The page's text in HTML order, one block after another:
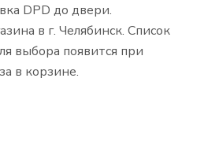
DPD до двери.
в г. Челябинск. Список
выбора появится при
в корзине.